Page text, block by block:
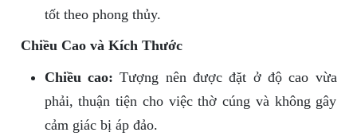
tốt theo phong thủy.
Chiều Cao và Kích Thước
Chiều cao: Tượng nên được đặt ở độ cao vừa
phải, thuận tiện cho việc thờ cúng và không gây
cảm giác bị áp đảo.